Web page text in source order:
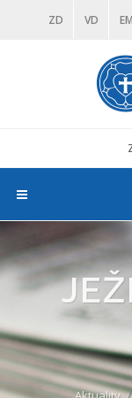
ZD VD
DIAKONIA